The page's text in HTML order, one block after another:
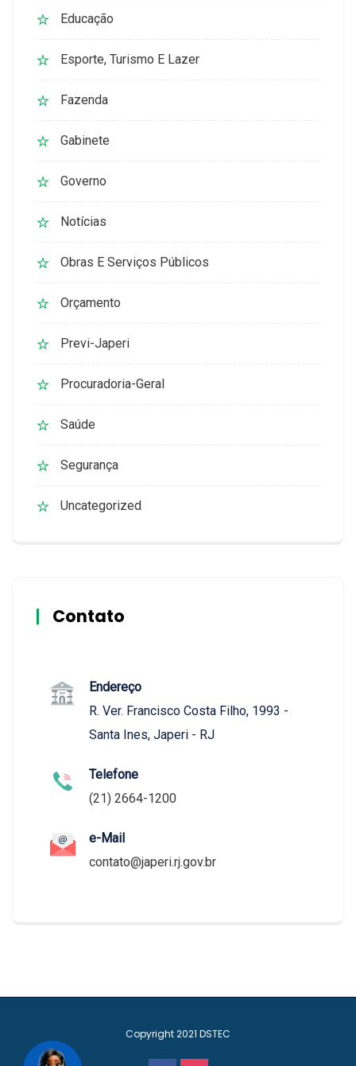
Educação
Esporte, Turismo E Lazer
Fazenda
Gabinete
Governo
Notícias
Obras E Serviços Públicos
Orçamento
Previ-Japeri
Procuradoria-Geral
Saúde
Segurança
Uncategorized
Contato
Endereço
R. Ver. Francisco Costa Filho, 1993 -
Santa Ines, Japeri - RJ
Telefone
(21) 2664-1200
e-Mail
contato@japeri.rj.gov.br
Copyright 2021 DSTEC